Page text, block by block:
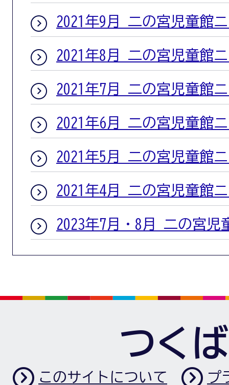
2021年9月 二の宮児童館
2021年8月 二の宮児童館
2021年7月 二の宮児童館
2021年6月 二の宮児童館
2021年5月 二の宮児童館
2021年4月 二の宮児童館
2023年7月・8月 二の宮児
つく
このサイトについて プ